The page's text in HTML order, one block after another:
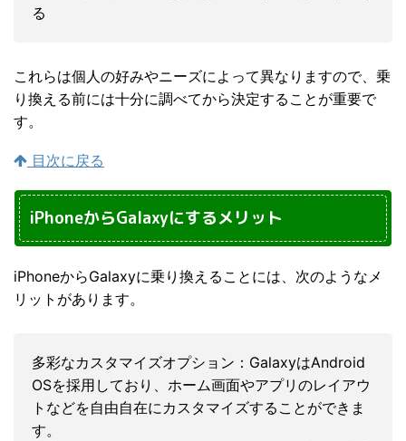
る
これらは個人の好みやニーズによって異なりますので、乗
り換える前には十分に調べてから決定することが重要で
す。
目次に戻る
iPhoneからGalaxyにするメリット
iPhoneからGalaxyに乗り換えることには、次のようなメ
リットがあります。
多彩なカスタマイズオプション：GalaxyはAndroid
OSを採用しており、ホーム画面やアプリのレイアウ
トなどを自由自在にカスタマイズすることができま
す。